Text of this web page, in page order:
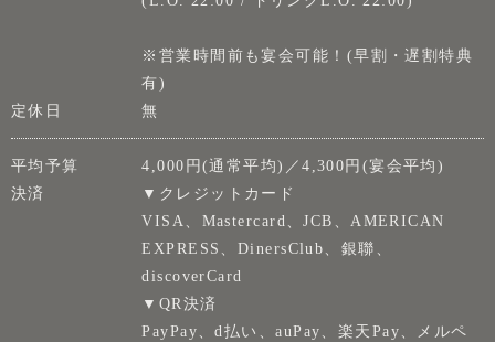
※営業時間前も宴会可能！(早割・遅割特典
有)
定休日
無
平均予算
4,000円(通常平均)／4,300円(宴会平均)
決済
▼クレジットカード
VISA、Mastercard、JCB、AMERICAN
EXPRESS、DinersClub、銀聯、
discoverCard
▼QR決済
PayPay、d払い、auPay、楽天Pay、メルペ